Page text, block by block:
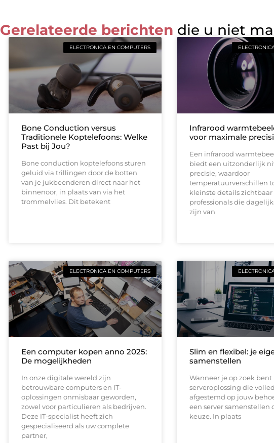
Gerelateerde berichten die u niet
ELECTRONICA EN COMPUTERS
Bone Conduction versus
Traditionele Koptelefoons: Welke
Past bij Jou?
Bone conduction koptelefoons sturen
geluid via trillingen door de botten
van je jukbeenderen direct naar het
binnenoor, in plaats van via het
trommelvlies. Dit betekent
Infrarood
voor maximale
Een infrarood
biedt een uitzonderlijk
precisie, waardoor
temperatuurverschillen
kleinste details zichtbaar
professionals die
zijn van
ELECTRONICA EN COMPUTERS
Een computer kopen anno 2025:
De mogelijkheden
In onze digitale wereld zijn
betrouwbare computers en IT-
oplossingen onmisbaar geworden,
zowel voor particulieren als bedrijven.
Deze IT-specialist heeft zich
gespecialiseerd als uw complete
partner,
Slim en flexibel: je
samenstellen
Wanneer je op zoek bent
serveroplossing die
afgestemd op jouw
een server samenstellen
keuze. In plaats